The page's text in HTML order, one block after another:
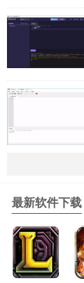
最新软件下载